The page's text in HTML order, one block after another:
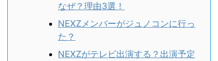
なぜ？理由3選！
NEXZメンバーがジュノコンに行っ
た？
NEXZがテレビ出演する？出演予定